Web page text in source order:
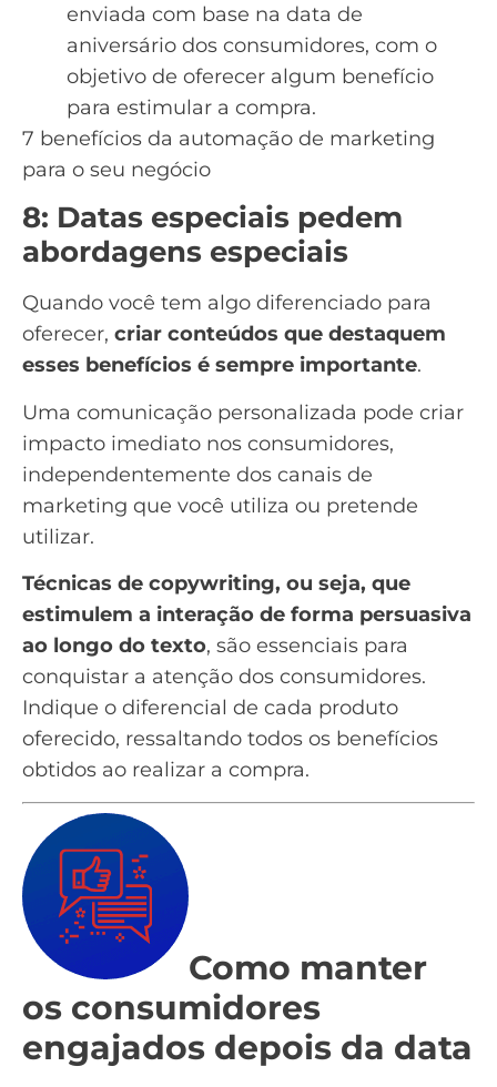
enviada com base na data de
aniversário dos consumidores, com o
objetivo de oferecer algum benefício
para estimular a compra.
7 benefícios da automação de marketing
para o seu negócio
8: Datas especiais pedem
abordagens especiais
Quando você tem algo diferenciado para
oferecer, criar conteúdos que destaquem
esses benefícios é sempre importante.
Uma comunicação personalizada pode criar
impacto imediato nos consumidores,
independentemente dos canais de
marketing que você utiliza ou pretende
utilizar.
Técnicas de copywriting, ou seja, que
estimulem a interação de forma persuasiva
ao longo do texto, são essenciais para
conquistar a atenção dos consumidores.
Indique o diferencial de cada produto
oferecido, ressaltando todos os benefícios
obtidos ao realizar a compra.
Como manter
os consumidores
engajados depois da data